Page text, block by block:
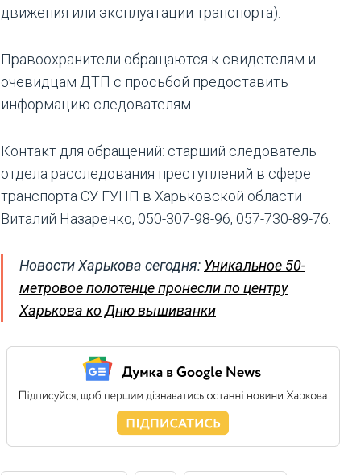
движения или эксплуатации транспорта).
Правоохранители обращаются к свидетелям и
очевидцам ДТП с просьбой предоставить
информацию следователям.
Контакт для обращений: старший следователь
отдела расследования преступлений в сфере
транспорта СУ ГУНП в Харьковской области
Виталий Назаренко, 050-307-98-96, 057-730-89-76.
Новости Харькова сегодня: Уникальное 50-
метровое полотенце пронесли по центру
Харькова ко Дню вышиванки